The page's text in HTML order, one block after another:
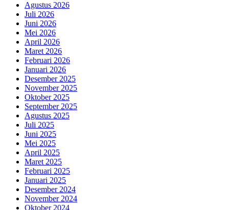
Agustus 2026
Juli 2026
Juni 2026
Mei 2026
April 2026
Maret 2026
Februari 2026
Januari 2026
Desember 2025
November 2025
Oktober 2025
September 2025
Agustus 2025
Juli 2025
Juni 2025
Mei 2025
April 2025
Maret 2025
Februari 2025
Januari 2025
Desember 2024
November 2024
Oktober 2024